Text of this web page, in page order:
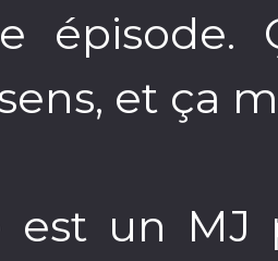
et ça
est un MJ